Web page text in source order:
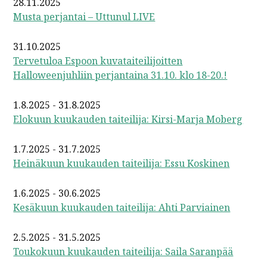
Musta perjantai – Uttunul LIVE
31.10.2025
Tervetuloa Espoon kuvataiteilijoitten
Halloweenjuhliin perjantaina 31.10. klo 18-20.!
1.8.2025 - 31.8.2025
Elokuun kuukauden taiteilija: Kirsi-Marja Moberg
1.7.2025 - 31.7.2025
Heinäkuun kuukauden taiteilija: Essu Koskinen
1.6.2025 - 30.6.2025
Kesäkuun kuukauden taiteilija: Ahti Parviainen
2.5.2025 - 31.5.2025
Toukokuun kuukauden taiteilija: Saila Saranpää